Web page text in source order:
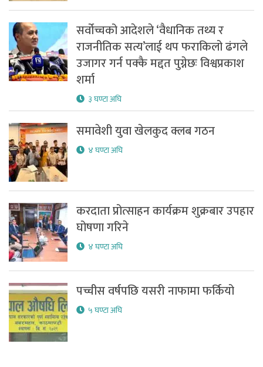
सर्वोच्चको आदेशले ‘वैधानिक तथ्य र
राजनीतिक सत्य’लाई थप फराकिलो ढंगले
उजागर गर्न पक्कै मद्दत पुग्नेछः विश्वप्रकाश
शर्मा
३ घण्टा अघि
समावेशी युवा खेलकुद क्लब गठन
४ घण्टा अघि
करदाता प्रोत्साहन कार्यक्रम शुक्रबार उपहार
घोषणा गरिने
४ घण्टा अघि
पच्चीस वर्षपछि यसरी नाफामा फर्कियो
५ घण्टा अघि